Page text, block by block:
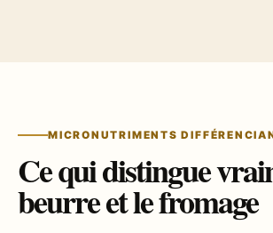
MICRONUTRIMENTS
Ce qui distingue
beurre et le fromage